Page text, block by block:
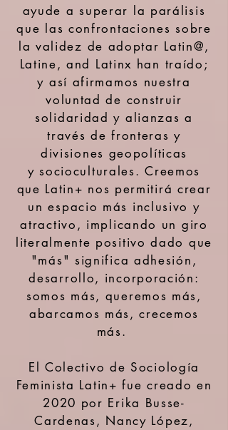
ayude a superar la parálisis
que las confrontaciones sobre
la validez de adoptar Latin@,
Latine, and Latinx han traído;
y así afirmamos nuestra
voluntad de construir
solidaridad y alianzas a
través de fronteras y
divisiones geopolíticas
y socioculturales. Creemos
que Latin+ nos permitirá crear
un espacio más inclusivo y
atractivo, implicando un giro
literalmente positivo dado que
"más" significa adhesión,
desarrollo, incorporación:
somos más, queremos más,
abarcamos más, crecemos
más.
El Colectivo de Sociología
Feminista Latin+ fue creado en
2020 por Erika Busse-
Cardenas, Nancy López,